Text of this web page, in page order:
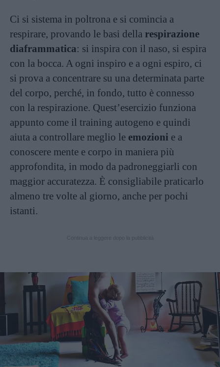
Ci si sistema in poltrona e si comincia a
respirare, provando le basi della respirazione
diaframmatica: si inspira con il naso, si espira
con la bocca. A ogni inspiro e a ogni espiro, ci
si prova a concentrare su una determinata parte
del corpo, perché, in fondo, tutto è connesso
con la respirazione. Quest’esercizio funziona
appunto come il training autogeno e quindi
aiuta a controllare meglio le emozioni e a
conoscere mente e corpo in maniera più
approfondita, in modo da padroneggiarli con
maggior accuratezza. È consigliabile praticarlo
almeno tre volte al giorno, anche per pochi
istanti.